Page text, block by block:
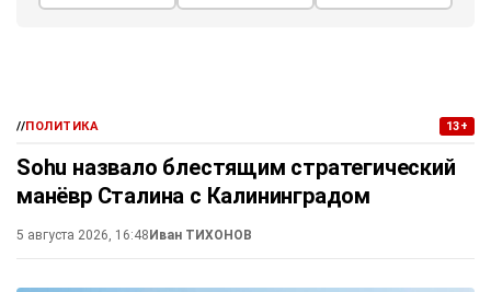
//ПОЛИТИКА 13+
Sohu назвало блестящим стратегический
манёвр Сталина с Калининградом
5 августа 2026, 16:48Иван ТИХОНОВ